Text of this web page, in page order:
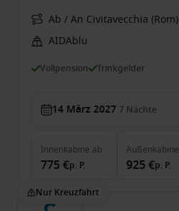
Ab / An Civitavecchia (Rom)
AIDAblu
Vollpension Trinkgelder
14 März 2027 7 Nächte
Innenkabine ab
775 €p. P.
Außenkabine
925 €p. P.
Nur Kreuzfahrt